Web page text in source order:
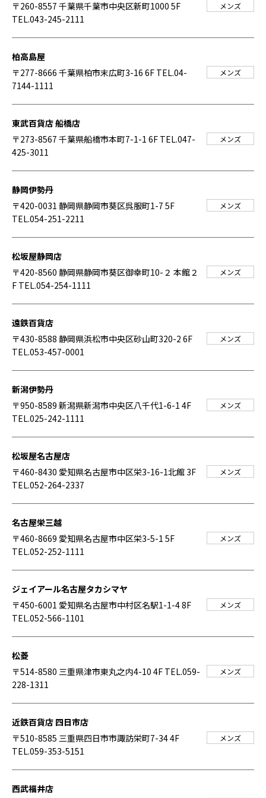
〒260-8557 千葉県千葉市中央区新町1000 5F
TEL.043-245-2111
メンズ
柏高島屋
〒277-8666 千葉県柏市末広町3-16 6F TEL.04-
7144-1111
メンズ
東武百貨店 船橋店
〒273-8567 千葉県船橋市本町7-1-1 6F TEL.047-
425-3011
メンズ
静岡伊勢丹
〒420-0031 静岡県静岡市葵区呉服町1-7 5F
TEL.054-251-2211
メンズ
松坂屋静岡店
〒420-8560 静岡県静岡市葵区御幸町10-２ 本館２
F TEL.054-254-1111
メンズ
遠鉄百貨店
〒430-8588 静岡県浜松市中央区砂山町320-2 6F
TEL.053-457-0001
メンズ
新潟伊勢丹
〒950-8589 新潟県新潟市中央区八千代1-6-1 4F
TEL.025-242-1111
メンズ
松坂屋名古屋店
〒460-8430 愛知県名古屋市中区栄3-16-1北館 3F
TEL.052-264-2337
メンズ
名古屋栄三越
〒460-8669 愛知県名古屋市中区栄3-5-1 5F
TEL.052-252-1111
メンズ
ジェイアール名古屋タカシマヤ
〒450-6001 愛知県名古屋市中村区名駅1-1-4 8F
TEL.052-566-1101
メンズ
松菱
〒514-8580 三重県津市東丸之内4-10 4F TEL.059-
228-1311
メンズ
近鉄百貨店 四日市店
〒510-8585 三重県四日市市諏訪栄町7-34 4F
TEL.059-353-5151
メンズ
西武福井店